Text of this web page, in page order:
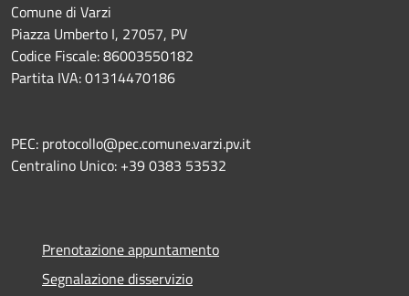
Comune di Varzi
Piazza Umberto I, 27057, PV
Codice Fiscale: 86003550182
Partita IVA: 01314470186
PEC: protocollo@pec.comune.varzi.pv.it
Centralino Unico: +39 0383 53532
Prenotazione appuntamento
Segnalazione disservizio